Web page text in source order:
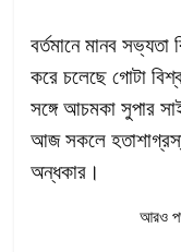
বর্তমানে মানব
করে চলেছে গোটা
সঙ্গে আচমকা সুপার
আজ সকলে
অন্ধকার।
আরও